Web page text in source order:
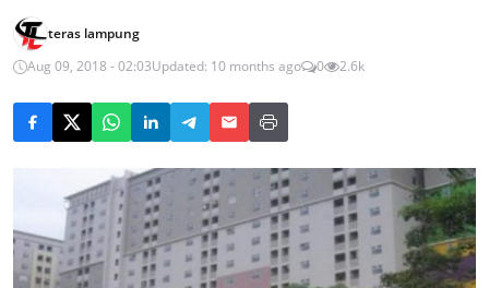
teras lampung
Aug 09, 2018 - 02:03Updated: 10 months ago 0 2.6k